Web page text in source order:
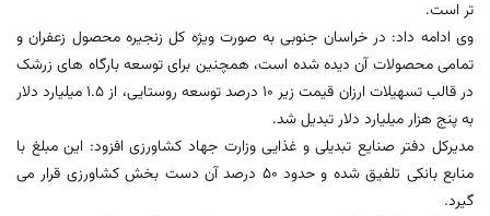
تر است.
وی ادامه داد: در خراسان جنوبی به صورت ویژه کل زنجیره محصول زعفران و
تمامی محصولات آن دیده شده است، همچنین برای توسعه بارگاه های زرشک
در قالب تسهیلات ارزان قیمت زیر 10 درصد توسعه روستایی، از 1.5 میلیارد دلار
به پنج هزار میلیارد دلار تبدیل شد.
مدیرکل دفتر صنایع تبدیلی و غذایی وزارت جهاد کشاورزی افزود: این مبلغ با
منابع بانکی تلفیق شده و حدود 50 درصد آن دست بخش کشاورزی قرار می
گیرد.